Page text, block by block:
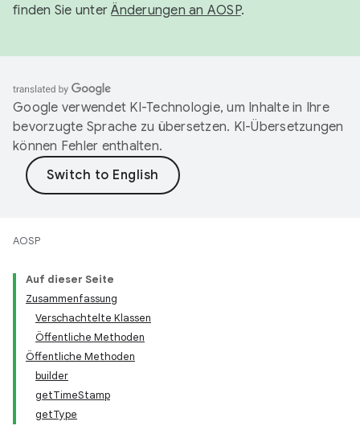
finden Sie unterÄnderungen an AOSP.
Google verwendet KI-Technologie, um Inhalte in Ihre
bevorzugte Sprache zu übersetzen. KI-Übersetzungen
können Fehler enthalten.
AOSP
Auf dieser Seite
Zusammenfassung
Verschachtelte Klassen
Öffentliche Methoden
Öffentliche Methoden
builder
getTimeStamp
getType